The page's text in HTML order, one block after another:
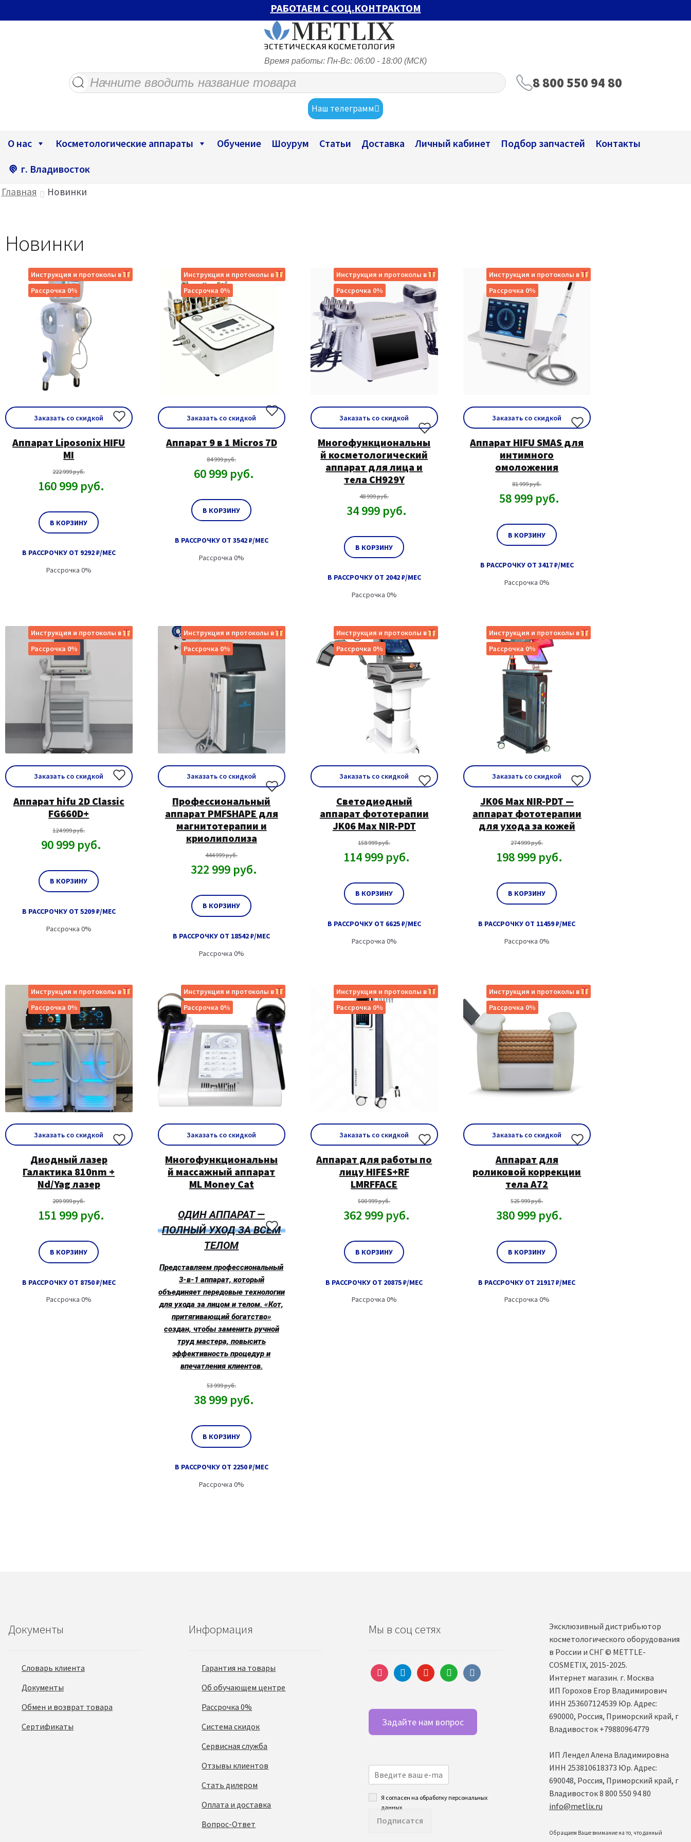
РАБОТАЕМ С СОЦ.КОНТРАКТОМ
Время работы: Пн-Вс: 06:00 - 18:00 (МСК)
Поиск
товаров
8 800 550 94 80
Наш телеграмм
О нас Косметологические аппараты Обучение Шоурум Статьи Доставка Личный кабинет Подбор запчастей
Контакты
г. Владивосток
Главная Новинки
Новинки
Заказать со скидкой
Инструкция и протоколы в
Рассрочка 0%
Аппарат Liposonix HIFU
MI
222 999руб.
160 999 руб.
В КОРЗИНУ
В РАССРОЧКУ ОТ 9292 ₽/МЕС
Рассрочка 0%
Заказать со скидкой
Инструкция и протоколы в
Рассрочка 0%
Аппарат 9 в 1 Micros 7D
84 999руб.
60 999 руб.
В КОРЗИНУ
В РАССРОЧКУ ОТ 3542 ₽/МЕС
Рассрочка 0%
Заказать со скидкой
Инструкция и протоколы в
Рассрочка 0%
Многофункциональны
й косметологический
аппарат для лица и
тела СН929Y
48 999руб.
34 999 руб.
В КОРЗИНУ
В РАССРОЧКУ ОТ 2042 ₽/МЕС
Рассрочка 0%
Заказать со скидкой
Инструкция и протоколы в
Рассрочка 0%
Аппарат HIFU SMAS для
интимного
омоложения
81 999руб.
58 999 руб.
В КОРЗИНУ
В РАССРОЧКУ ОТ 3417 ₽/МЕС
Рассрочка 0%
Заказать со скидкой
Инструкция и протоколы в
Рассрочка 0%
Аппарат hifu 2D Classic
FG660D+
124 999руб.
90 999 руб.
В КОРЗИНУ
В РАССРОЧКУ ОТ 5209 ₽/МЕС
Рассрочка 0%
Заказать со скидкой
Инструкция и протоколы в
Рассрочка 0%
Профессиональный
аппарат PMFSHAPE для
магнитотерапии и
криолиполиза
444 999руб.
322 999 руб.
В КОРЗИНУ
В РАССРОЧКУ ОТ 18542 ₽/МЕС
Рассрочка 0%
Заказать со скидкой
Инструкция и протоколы в
Рассрочка 0%
Светодиодный
аппарат фототерапии
JK06 Max NIR-PDT
158 999руб.
114 999 руб.
В КОРЗИНУ
В РАССРОЧКУ ОТ 6625 ₽/МЕС
Рассрочка 0%
Заказать со скидкой
Инструкция и протоколы в
Рассрочка 0%
JK06 Max NIR-PDT —
аппарат фототерапии
для ухода за кожей
274 999руб.
198 999 руб.
В КОРЗИНУ
В РАССРОЧКУ ОТ 11459 ₽/МЕС
Рассрочка 0%
Заказать со скидкой
Инструкция и протоколы в
Рассрочка 0%
Диодный лазер
Галактика 810nm +
Nd/Yag лазер
209 999руб.
151 999 руб.
В КОРЗИНУ
В РАССРОЧКУ ОТ 8750 ₽/МЕС
Рассрочка 0%
Заказать со скидкой
Инструкция и протоколы в
Рассрочка 0%
Многофункциональны
й массажный аппарат
ML Money Cat
ОДИН АППАРАТ —
ПОЛНЫЙ УХОД ЗА ВСЕМ
ТЕЛОМ
Представляем профессиональный
3-в-1 аппарат, который
объединяет передовые технологии
для ухода за лицом и телом. «Кот,
притягивающий богатство»
создан, чтобы заменить ручной
труд мастера, повысить
эффективность процедур и
впечатления клиентов.
53 999руб.
38 999 руб.
В КОРЗИНУ
В РАССРОЧКУ ОТ 2250 ₽/МЕС
Рассрочка 0%
Заказать со скидкой
Инструкция и протоколы в
Рассрочка 0%
Аппарат для работы по
лицу HIFES+RF
LMRFFACE
500 999руб.
362 999 руб.
В КОРЗИНУ
В РАССРОЧКУ ОТ 20875 ₽/МЕС
Рассрочка 0%
Заказать со скидкой
Инструкция и протоколы в
Рассрочка 0%
Аппарат для
роликовой коррекции
тела А72
525 999руб.
380 999 руб.
В КОРЗИНУ
В РАССРОЧКУ ОТ 21917 ₽/МЕС
Рассрочка 0%
Документы
Словарь клиента
Документы
Обмен и возврат товара
Сертификаты
Информация
Гарантия на товары
Об обучающем центре
Рассрочка 0%
Система скидок
Сервисная служба
Отзывы клиентов
Стать дилером
Оплата и доставка
Вопрос-Ответ
Мы в соц сетях
instagramtelegramyoutubewhatsappvkontakte
Задайте нам вопрос
Я согласен на обработку персональных
данных
Подписатся
Эксклюзивный дистрибьютор
косметологического оборудования
в России и СНГ ©️ METTLE-
COSMETIX, 2015-2025.
Интернет магазин. г. Москва
ИП Горохов Егор Владимирович
ИНН 253607124539 Юр. Адрес:
690000, Россия, Приморский край, г
Владивосток +79880964779
ИП Лендел Алена Владимировна
ИНН 253810618373 Юр. Адрес:
690048, Россия, Приморский край, г
Владивосток 8 800 550 94 80
info@metlix.ru
Обращаем Ваше внимание на то, что данный